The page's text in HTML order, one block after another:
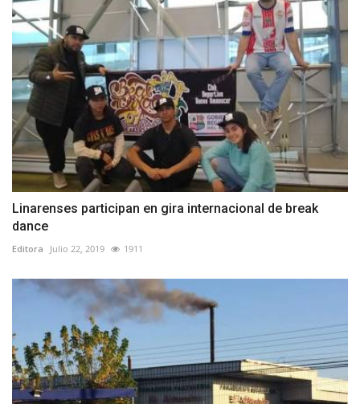
Linarenses participan en gira internacional de break
dance
Editora Julio 22, 2019 1911